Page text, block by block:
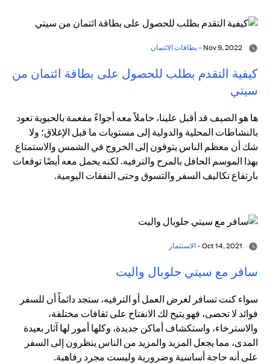
بطاقات الائتمان
كيفية التقدم بطلب للحصول على بطاقة ائتمان من
سيتي
ها هو الصيف قد أقبل علينا، حاملاً معه أجواءً مفعمة بالحيوية تعود
بالنشاطات المحلية والدولية إلى مستويات ما قبل الإغلاق؛ ولا
شك أن معظم الناس يتوقون إلى الخروج في الشمس والاستمتاع
بهذا الموسم الحافل بالمرح والترفيه. لكنه يحمل معه أيضًا توقعات
بارتفاع تكاليف السفر والتسوق وحتى النفقات اليومية.
الاستثمار
سافر مع سيتي جلوبال واليت
سواء كنت تسافر لغرض العمل أو الترفيه، ستجد دائماً أن للسفر
فوائد لا تحصى، فهو يتيح لك الانفتاح على ثقافات مختلفة،
والاسترخاء، واستكشاف أماكن جديدة، وكلها أمور لها آثار بعيدة
المدى، مما يجعل المزيد والمزيد من الناس ينظرون إلى السفر
على أنه حاجة أساسية وضرورية وليست مجرد رفاهية.